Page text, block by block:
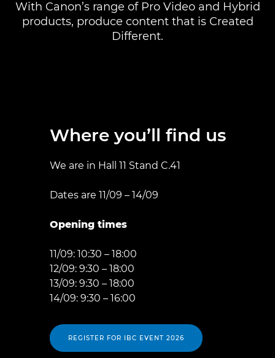
Pro AV Solutions
With Canon’s range of Pro Video and Hybrid
products, produce content that is Created
Different.
Where you’ll find us
We are in Hall 11 Stand C.41
Dates are 11/09 – 14/09
Opening times
11/09: 10:30 – 18:00
12/09: 9:30 – 18:00
13/09: 9:30 – 18:00
14/09: 9:30 – 16:00
REGISTER FOR IBC EVENT 2026